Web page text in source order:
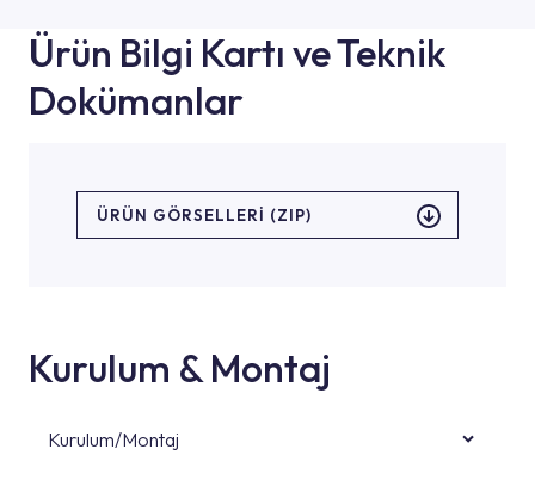
Ürün Bilgi Kartı ve Teknik
Dokümanlar
ÜRÜN GÖRSELLERI (ZIP)
Kurulum & Montaj
Kurulum/Montaj